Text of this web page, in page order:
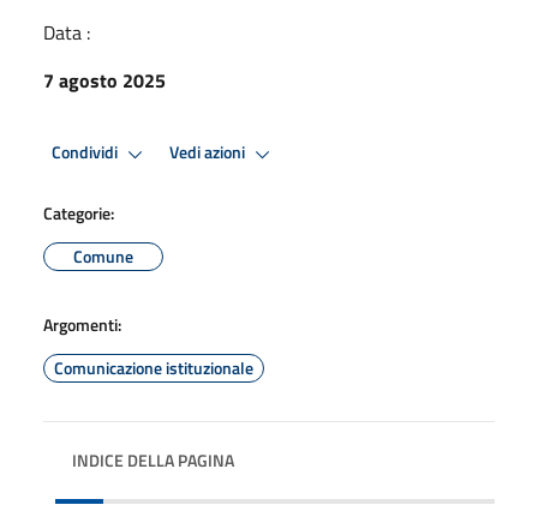
Data :
7 agosto 2025
Condividi Vedi azioni
Categorie:
Comune
Argomenti:
Comunicazione istituzionale
INDICE DELLA PAGINA